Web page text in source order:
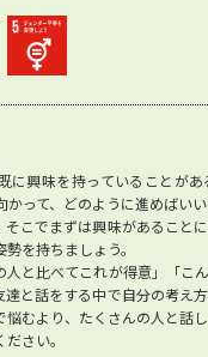
に興味を持っていることが
かって、どのように進めばい
こでまずは興味があることに
を持ちましょう。
人と比べてこれが得意」「こ
達と話をする中で自分の考え
悩むより、たくさんの人と話
さい。